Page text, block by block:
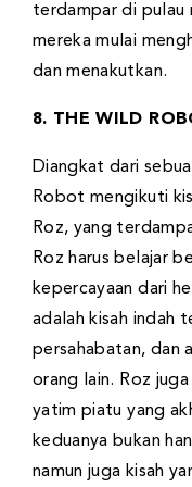
terdampar di pulau
mereka mulai
dan menakutkan.
8. THE WILD
Diangkat dari
Robot mengikuti
Roz, yang
Roz harus belajar
kepercayaan dari
adalah kisah indah
persahabatan, dan
orang lain. Roz
yatim piatu yang
keduanya bukan
namun juga kisah